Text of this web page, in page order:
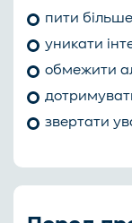
пити
уникати
обмежити
звертати